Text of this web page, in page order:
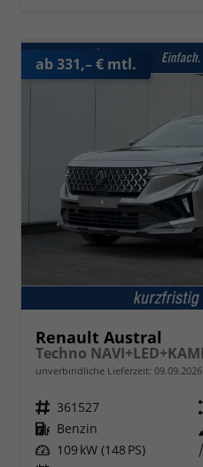
ab 331,– € mtl.
Renault Austral
unverbindliche Lieferzeit: 09.09.2026
Fahrzeugnr. 361527
Kraftstoff Benzin
Leistung 109 kW (148 PS)